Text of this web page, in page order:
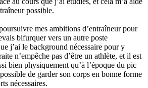
possible.
mes ambitions d’entraîneur pour
bifurquer vers un autre poste
j’ai le background nécessaire pour y
n’empêche pas d’être un athlète, et il est
bien physiquement qu’à l’époque du pic
de garder son corps en bonne forme
nécessaires.